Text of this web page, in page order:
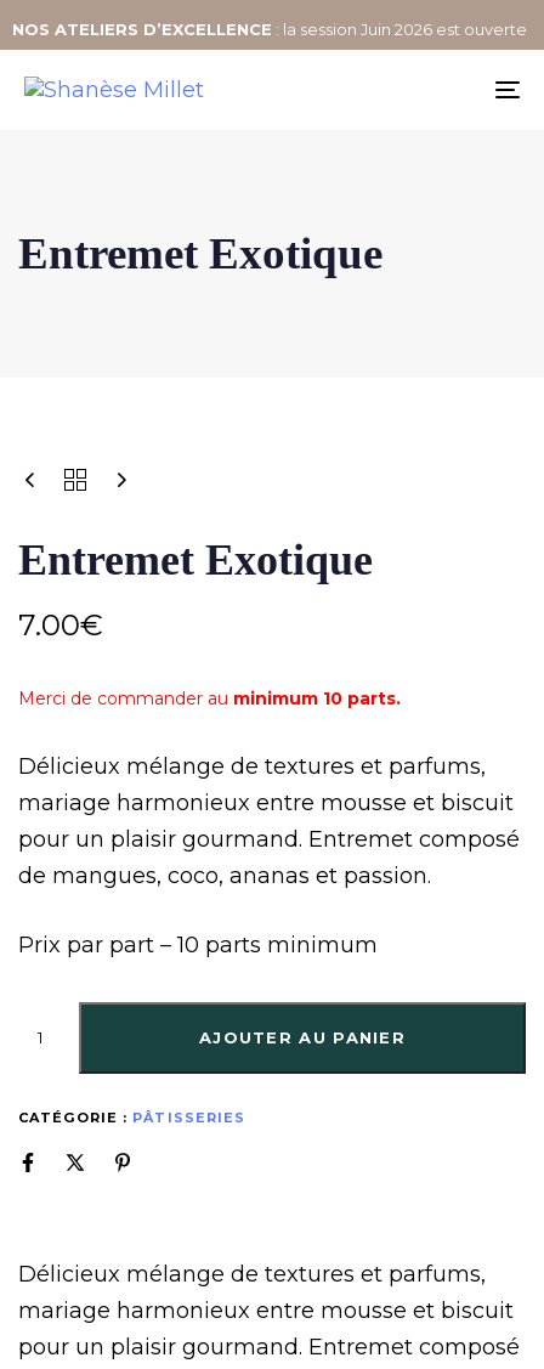
NOS ATELIERS D’EXCELLENCE : la session Juin 2026 est ouverte
Entremet Exotique
Entremet Exotique
7.00€
Merci de commander au minimum 10 parts.
Délicieux mélange de textures et parfums,
mariage harmonieux entre mousse et biscuit
pour un plaisir gourmand. Entremet composé
de mangues, coco, ananas et passion.
Prix par part – 10 parts minimum
AJOUTER AU PANIER
CATÉGORIE : PÂTISSERIES
Délicieux mélange de textures et parfums,
mariage harmonieux entre mousse et biscuit
pour un plaisir gourmand. Entremet composé